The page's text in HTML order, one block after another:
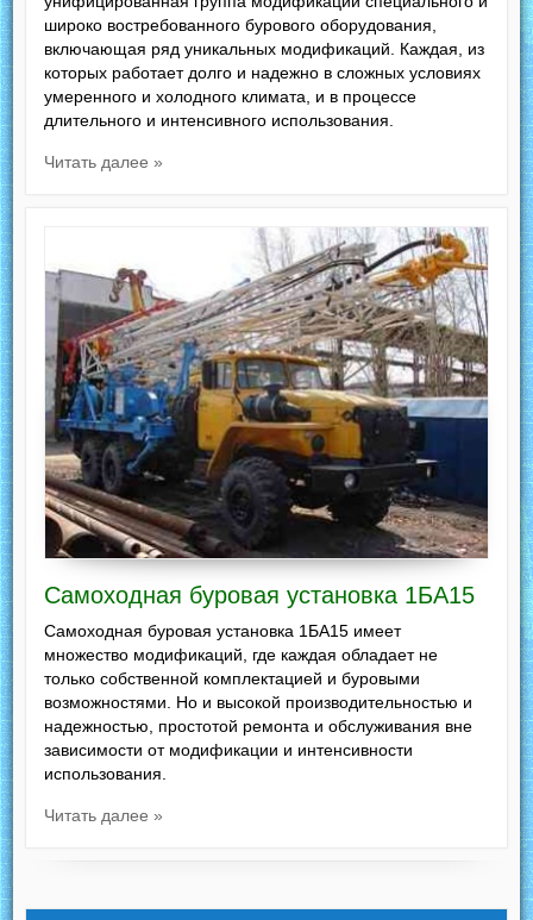
широко востребованного бурового оборудования,
включающая ряд уникальных модификаций. Каждая, из
которых работает долго и надежно в сложных условиях
умеренного и холодного климата, и в процессе
длительного и интенсивного использования.
Читать далее »
Самоходная буровая установка 1БА15
Самоходная буровая установка 1БА15 имеет
множество модификаций, где каждая обладает не
только собственной комплектацией и буровыми
возможностями. Но и высокой производительностью и
надежностью, простотой ремонта и обслуживания вне
зависимости от модификации и интенсивности
использования.
Читать далее »